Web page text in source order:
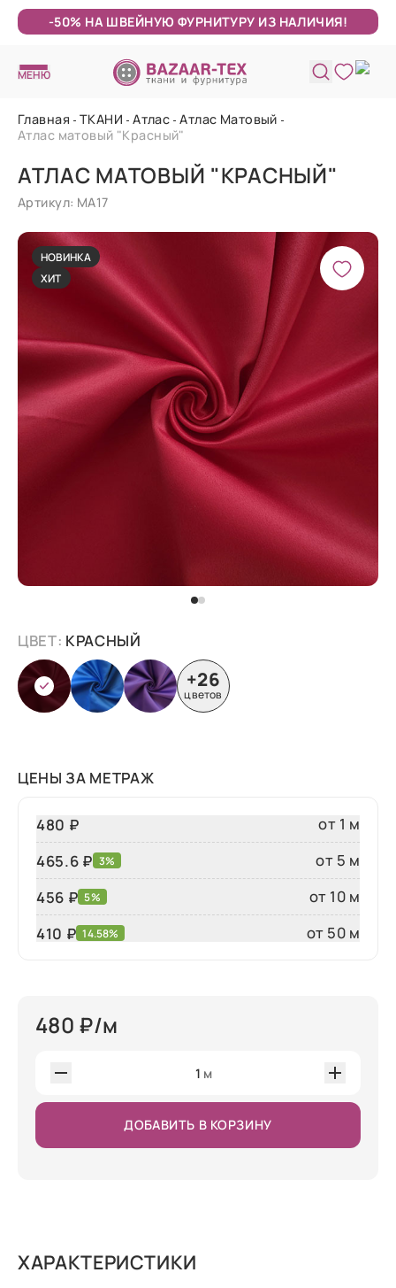
-50% НА ШВЕЙНУЮ ФУРНИТУРУ ИЗ НАЛИЧИЯ!
МЕНЮ
Главная ТКАНИ Атлас Атлас Матовый
Атлас матовый "Красный"
АТЛАС МАТОВЫЙ "КРАСНЫЙ"
Артикул: МА17
НОВИНКА
ХИТ
ЦВЕТ: КРАСНЫЙ
+26
цветов
ЦЕНЫ ЗА МЕТРАЖ
480 ₽
от 1 м
465.6 ₽ 3%
от 5 м
456 ₽ 5%
от 10 м
410 ₽ 14.58% от 50 м
480 ₽/м
1 м
ДОБАВИТЬ В КОРЗИНУ
ХАРАКТЕРИСТИКИ